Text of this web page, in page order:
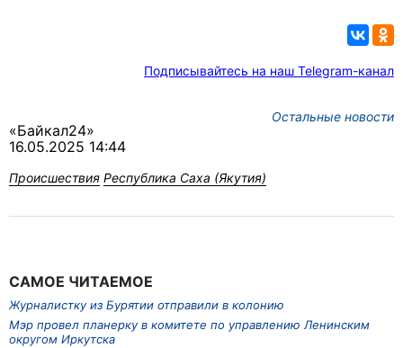
Подписывайтесь на наш Telegram-канал
Остальные новости
«Байкал24»
16.05.2025 14:44
Происшествия Республика Саха (Якутия)
САМОЕ ЧИТАЕМОЕ
Журналистку из Бурятии отправили в колонию
Мэр провел планерку в комитете по управлению Ленинским
округом Иркутска